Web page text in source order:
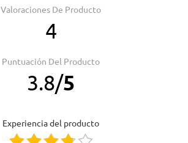
Valoraciones De Producto
4
Puntuación Del Producto
3.8/5
Experiencia del producto